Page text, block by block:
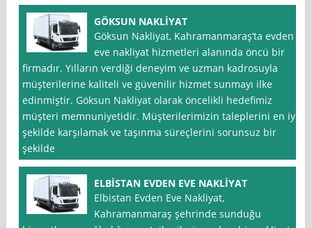
GÖKSUN NAKLİYAT
Göksun Nakliyat, Kahramanmaraş‘ta evden
eve nakliyat hizmetleri alanında öncü bir
firmadır. Yılların verdiği deneyim ve uzman kadrosuyla
müşterilerine kaliteli ve güvenilir hizmet sunmayı ilke
edinmiştir. Göksun Nakliyat olarak öncelikli hedefimiz
müşteri memnuniyetidir. Müşterilerimizin taleplerini en iyi
şekilde karşılamak ve taşınma süreçlerini sorunsuz bir
şekilde
ELBİSTAN EVDEN EVE NAKLİYAT
Elbistan Evden Eve Nakliyat,
Kahramanmaraş şehrinde sunduğu